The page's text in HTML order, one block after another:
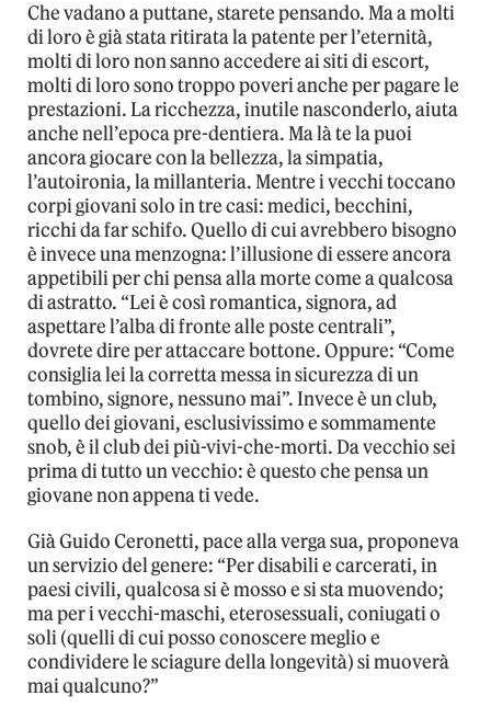
Che vadano a puttane, starete pensando. Ma a molti
di loro è già stata ritirata la patente per l’eternità,
molti di loro non sanno accedere ai siti di escort,
molti di loro sono troppo poveri anche per pagare le
prestazioni. La ricchezza, inutile nasconderlo, aiuta
anche nell’epoca pre-dentiera. Ma là te la puoi
ancora giocare con la bellezza, la simpatia,
l’autoironia, la millanteria. Mentre i vecchi toccano
corpi giovani solo in tre casi: medici, becchini,
ricchi da far schifo. Quello di cui avrebbero bisogno
è invece una menzogna: l’illusione di essere ancora
appetibili per chi pensa alla morte come a qualcosa
di astratto. “Lei è così romantica, signora, ad
aspettare l’alba di fronte alle poste centrali”,
dovrete dire per attaccare bottone. Oppure: “Come
consiglia lei la corretta messa in sicurezza di un
tombino, signore, nessuno mai”. Invece è un club,
quello dei giovani, esclusivissimo e sommamente
snob, è il club dei più-vivi-che-morti. Da vecchio sei
prima di tutto un vecchio: è questo che pensa un
giovane non appena ti vede.
Già Guido Ceronetti, pace alla verga sua, proponeva
un servizio del genere: “Per disabili e carcerati, in
paesi civili, qualcosa si è mosso e si sta muovendo;
ma per i vecchi-maschi, eterosessuali, coniugati o
soli (quelli di cui posso conoscere meglio e
condividere le sciagure della longevità) si muoverà
mai qualcuno?”